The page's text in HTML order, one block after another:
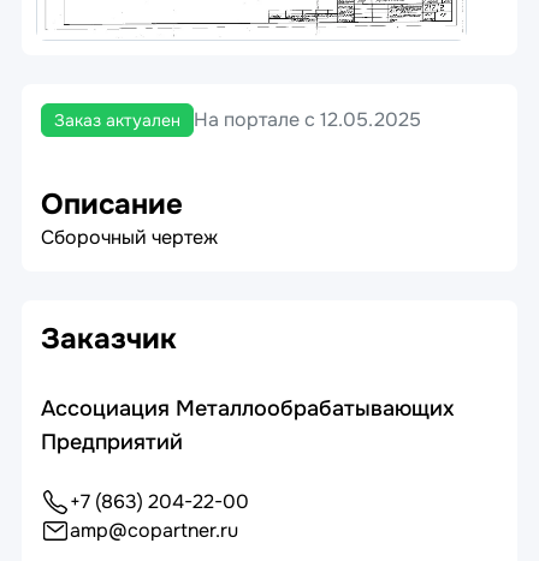
Заказ актуален На портале с 12.05.2025
Описание
Сборочный чертеж
Заказчик
Ассоциация Металлообрабатывающих
Предприятий
+7 (863) 204-22-00
amp@copartner.ru